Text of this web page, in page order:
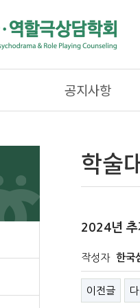
공지사항
학술
2024년 추
작성자 한국
이전글